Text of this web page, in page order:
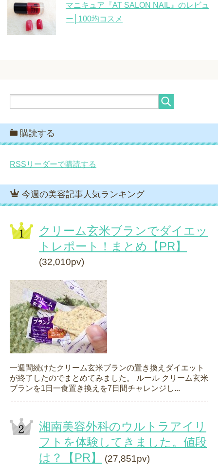
マニキュア『AT SALON NAIL』のレビュ
ー│100均コスメ
購読する
RSSリーダーで購読する
今週の美容記事人気ランキング
クリーム玄米ブランでダイエッ
トレポート！まとめ【PR】
(32,010pv)
一週間続けたクリーム玄米ブランの置き換えダイエット
が終了したのでまとめてみました。 ルール クリーム玄米
ブランを1日一食置き換えを7日間チャレンジし...
湘南美容外科のウルトラアイリ
フトを体験してきました。値段
は？【PR】
(27,851pv)